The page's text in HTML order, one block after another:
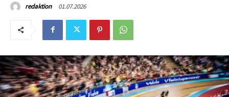
redaktion 01.07.2026